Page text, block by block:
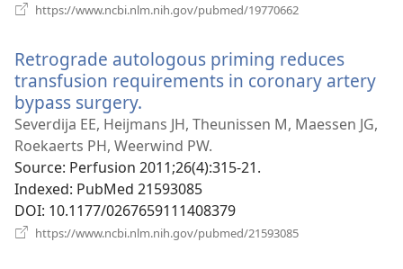
https://www.ncbi.nlm.nih.gov/pubmed/19770662
вікні)
Retrograde autologous priming reduces
transfusion requirements in coronary artery
bypass surgery.
у
новому
вікні)
Severdija EE, Heijmans JH, Theunissen M, Maessen JG,
Roekaerts PH, Weerwind PW.
Source‎: Perfusion 2011;26(4):315-21.
Indexed‎: PubMed 21593085
DOI‎: 10.1177/0267659111408379
https://www.ncbi.nlm.nih.gov/pubmed/21593085